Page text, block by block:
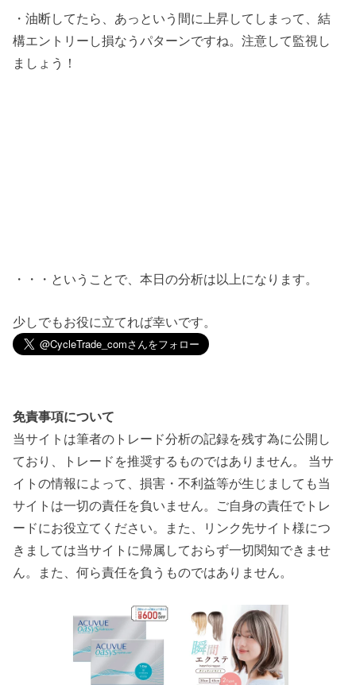
・油断してたら、あっという間に上昇してしまって、結
構エントリーし損なうパターンですね。注意して監視し
ましょう！
・・・ということで、本日の分析は以上になります。
少しでもお役に立てれば幸いです。
免責事項について
当サイトは筆者のトレード分析の記録を残す為に公開し
ており、トレードを推奨するものではありません。 当サ
イトの情報によって、損害・不利益等が生じましても当
サイトは一切の責任を負いません。ご自身の責任でトレ
ードにお役立てください。また、リンク先サイト様につ
きましては当サイトに帰属しておらず一切関知できませ
ん。また、何ら責任を負うものではありません。